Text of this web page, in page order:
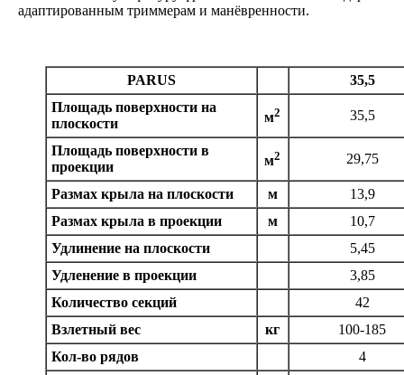
адаптированным триммерам и манёвренности.
PARUS
35,5
Площадь поверхности на
плоскости
м2 35,5
Площадь поверхности в
проекции
м2 29,75
Размах крыла на плоскости м
13,9
Размах крыла в проекции
м
10,7
Удлинение на плоскости
5,45
Удленение в проекции
3,85
Количество секций
42
Взлетный вес
кг
100-185
Кол-во рядов
4